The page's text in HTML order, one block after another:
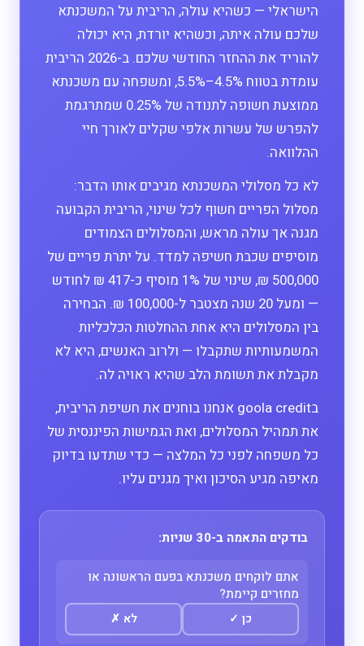
הישראלי — כשהיא עולה, הריבית על המשכנתא
שלכם עולה איתה, וכשהיא יורדת, היא יכולה
להוריד את ההחזר החודשי שלכם. ב-2026 הריבית
עומדת בטווח 4.5%–5.5%, ומשפחה עם משכנתא
ממוצעת חשופה לתנודה של 0.25% שמתרגמת
להפרש של עשרות אלפי שקלים לאורך חיי
ההלוואה.
לא כל מסלולי המשכנתא מגיבים אותו הדבר:
מסלול הפריים חשוף לכל שינוי, הריבית הקבועה
מגנה אך עולה מראש, והמסלולים הצמודים
מוסיפים שכבת חשיפה למדד. על יתרת פריים של
500,000 ₪, שינוי של 1% מוסיף כ-417 ₪ לחודש
— ומעל 20 שנה מצטבר ל-100,000 ₪. הבחירה
בין המסלולים היא אחת ההחלטות הכלכליות
המשמעותיות שתקבלו — ולרוב האנשים, היא לא
מקבלת את תשומת הלב שהיא ראויה לה.
בgoola credit אנחנו בוחנים את חשיפת הריבית,
את תמהיל המסלולים, ואת הגמישות הפיננסית של
כל משפחה לפני כל המלצה — כדי שתדעו בדיוק
מאיפה מגיע הסיכון ואיך מגנים עליו.
בודקים התאמה ב-30 שניות:
אתם לוקחים משכנתא בפעם הראשונה או
מחזרים קיימת?
כן ✓ לא ✗